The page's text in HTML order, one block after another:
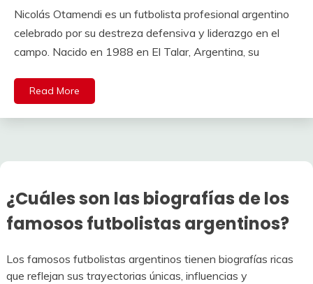
Nicolás Otamendi es un futbolista profesional argentino
celebrado por su destreza defensiva y liderazgo en el
campo. Nacido en 1988 en El Talar, Argentina, su
Read More
¿Cuáles son las biografías de los
famosos futbolistas argentinos?
Los famosos futbolistas argentinos tienen biografías ricas
que reflejan sus trayectorias únicas, influencias y